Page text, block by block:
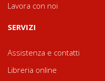
Lavora con noi
SERVIZI
Assistenza e contatti
Libreria online